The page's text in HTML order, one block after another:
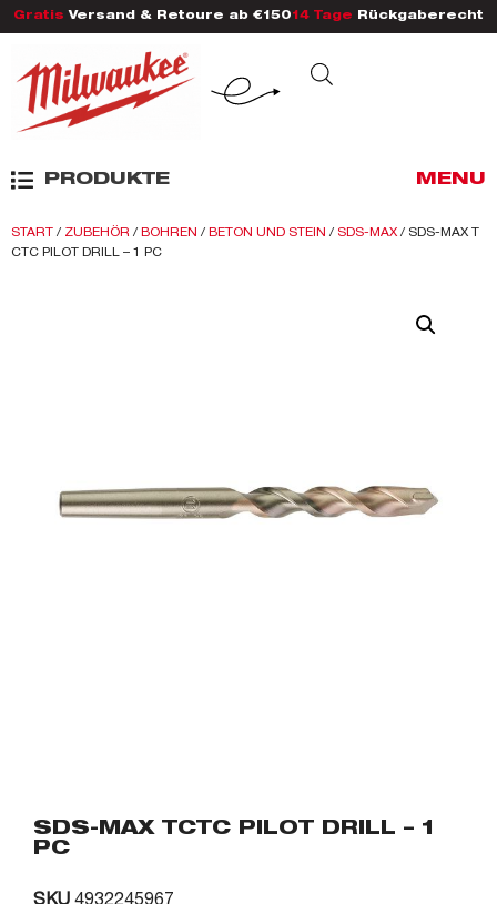
Gratis Versand & Retoure ab €150 14 Tage Rückgaberecht
PRODUKTE MENU
START / ZUBEHÖR / BOHREN / BETON UND STEIN / SDS-MAX / SDS-MAX T
CTC PILOT DRILL – 1 PC
SDS-MAX TCTC PILOT DRILL – 1
PC